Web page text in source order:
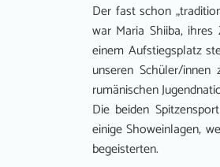
Der fast schon
war Maria Shiiba,
einem Aufstiegsplatz
unseren Schüler/
rumänischen
Die beiden
einige Showeinlagen,
begeisterten.